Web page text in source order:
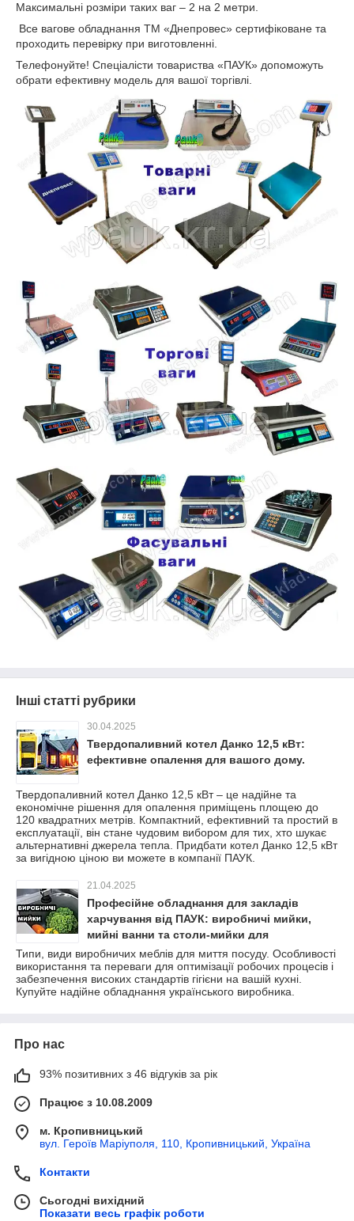
Максимальні розміри таких ваг – 2 на 2 метри.
Все вагове обладнання ТМ «Днепровес» сертифіковане та
проходить перевірку при виготовленні.
Телефонуйте! Спеціалісти товариства «ПАУК» допоможуть
обрати ефективну модель для вашої торгівлі.
Інші статті рубрики
30.04.2025
Твердопаливний котел Данко 12,5 кВт:
ефективне опалення для вашого дому.
Твердопаливний котел Данко 12,5 кВт – це надійне та
економічне рішення для опалення приміщень площею до
120 квадратних метрів. Компактний, ефективний та простий в
експлуатації, він стане чудовим вибором для тих, хто шукає
альтернативні джерела тепла. Придбати котел Данко 12,5 кВт
за вигідною ціною ви можете в компанії ПАУК.
21.04.2025
Професійне обладнання для закладів
харчування від ПАУК: виробничі мийки,
мийні ванни та столи-мийки для
бездоганної гігієни
Типи, види виробничих меблів для миття посуду. Особливості
використання та переваги для оптимізації робочих процесів і
забезпечення високих стандартів гігієни на вашій кухні.
Купуйте надійне обладнання українського виробника.
Про нас
93% позитивних з 46 відгуків за рік
Працює з 10.08.2009
м. Кропивницький
вул. Героїв Маріуполя, 110, Кропивницький, Україна
Контакти
Сьогодні вихідний
Показати весь графік роботи